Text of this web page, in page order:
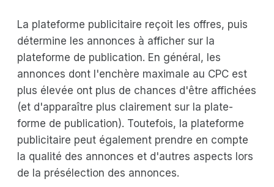
La plateforme publicitaire reçoit les offres, puis
détermine les annonces à afficher sur la
plateforme de publication. En général, les
annonces dont l'enchère maximale au CPC est
plus élevée ont plus de chances d'être affichées
(et d'apparaître plus clairement sur la plate-
forme de publication). Toutefois, la plateforme
publicitaire peut également prendre en compte
la qualité des annonces et d'autres aspects lors
de la présélection des annonces.